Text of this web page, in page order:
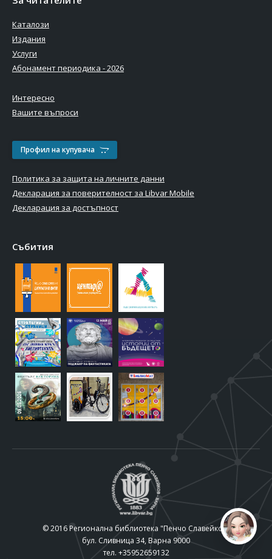
Каталози
Издания
Услуги
Абонамент периодика - 2026
Интересно
Вашите въпроси
Профил на купувача
Политика за защита на личните данни
Декларация за поверителност за Libvar Mobile
Декларация за достъпност
Събития
© 2016 Регионална библиотека "Пенчо Славейков"
бул. Сливница 34, Варна 9000
тел. +35952659132